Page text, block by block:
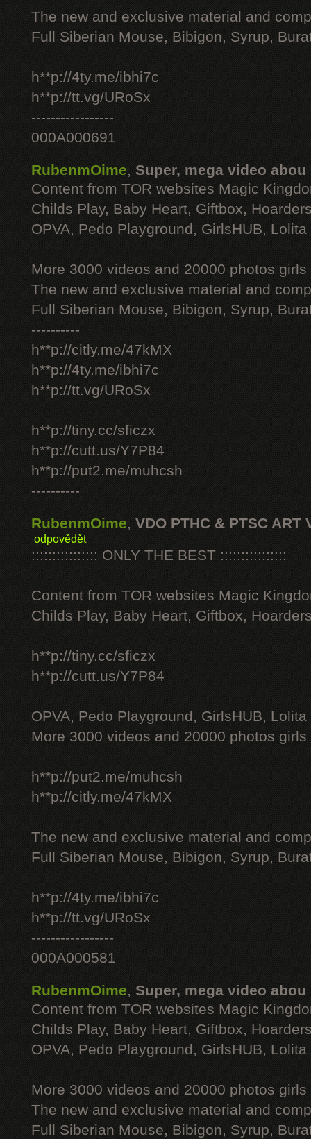
The new and exclusive material and
Full Siberian Mouse, Bibigon, Syrup,
h**p://4ty.me/ibhi7c
h**p://tt.vg/URoSx
-----------------
000A000691
RubenmOime, Super, mega video abou
Content from TOR websites Magic
Childs Play, Baby Heart, Giftbox,
OPVA, Pedo Playground, GirlsHUB, Lolita
More 3000 videos and 20000 photos
The new and exclusive material and
Full Siberian Mouse, Bibigon, Syrup,
----------
h**p://citly.me/47kMX
h**p://4ty.me/ibhi7c
h**p://tt.vg/URoSx
h**p://tiny.cc/sficzx
h**p://cutt.us/Y7P84
h**p://put2.me/muhcsh
----------
RubenmOime, VDO PTHC & PTSC ART
odpovědět
:::::::::::::::: ONLY THE BEST ::::::::::::::::
Content from TOR websites Magic
Childs Play, Baby Heart, Giftbox,
h**p://tiny.cc/sficzx
h**p://cutt.us/Y7P84
OPVA, Pedo Playground, GirlsHUB, Lolita
More 3000 videos and 20000 photos
h**p://put2.me/muhcsh
h**p://citly.me/47kMX
The new and exclusive material and
Full Siberian Mouse, Bibigon, Syrup,
h**p://4ty.me/ibhi7c
h**p://tt.vg/URoSx
-----------------
000A000581
RubenmOime, Super, mega video abou
Content from TOR websites Magic
Childs Play, Baby Heart, Giftbox,
OPVA, Pedo Playground, GirlsHUB, Lolita
More 3000 videos and 20000 photos
The new and exclusive material and
Full Siberian Mouse, Bibigon, Syrup,